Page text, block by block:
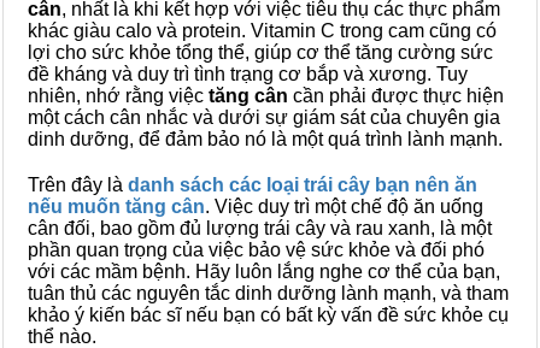
cân, nhất là khi kết hợp với việc tiêu thụ các thực phẩm
khác giàu calo và protein. Vitamin C trong cam cũng có
lợi cho sức khỏe tổng thể, giúp cơ thể tăng cường sức
đề kháng và duy trì tình trạng cơ bắp và xương. Tuy
nhiên, nhớ rằng việc tăng cân cần phải được thực hiện
một cách cân nhắc và dưới sự giám sát của chuyên gia
dinh dưỡng, để đảm bảo nó là một quá trình lành mạnh.
Trên đây là danh sách các loại trái cây bạn nên ăn
nếu muốn tăng cân. Việc duy trì một chế độ ăn uống
cân đối, bao gồm đủ lượng trái cây và rau xanh, là một
phần quan trọng của việc bảo vệ sức khỏe và đối phó
với các mầm bệnh. Hãy luôn lắng nghe cơ thể của bạn,
tuân thủ các nguyên tắc dinh dưỡng lành mạnh, và tham
khảo ý kiến bác sĩ nếu bạn có bất kỳ vấn đề sức khỏe cụ
thể nào.